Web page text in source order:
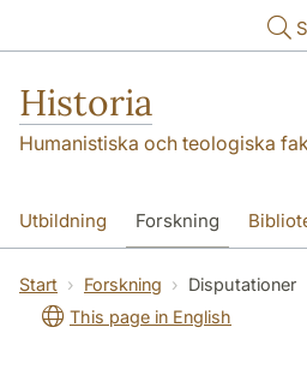
Historia
Humanistiska och teologiska
Utbildning Forskning
Om oss
Start Forskning
Disputationer
This page in English